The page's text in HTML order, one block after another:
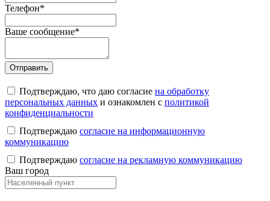
Телефон*
Ваше сообщение*
Подтверждаю, что даю согласие на обработку
персональных данных и ознакомлен с политикой
конфиденциальности
Подтверждаю согласие на информационную
коммуникацию
Подтверждаю согласие на рекламную коммуникацию
Ваш город